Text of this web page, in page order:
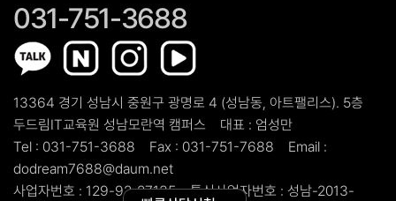
031-751-3688
13364 경기 성남시 중원구 광명로 4 (성남동, 아트팰리스). 5층
두드림IT교육원 성남모란역 캠퍼스
대표 : 엄성만
Tel : 031-751-3688 Fax : 031-751-7688
Email :
dodream7688@daum.net
사업자번호 : 129-92-27135 통신사업자번호 : 성남-2013-